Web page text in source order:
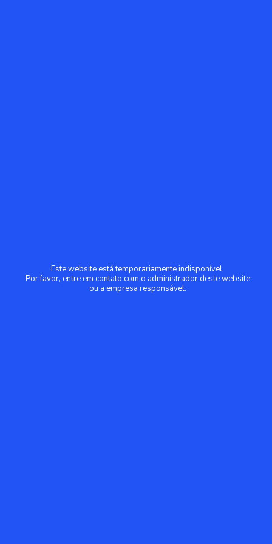
Este website está temporariamente indisponível.
Por favor, entre em contato com o administrador deste website
ou a empresa responsável.